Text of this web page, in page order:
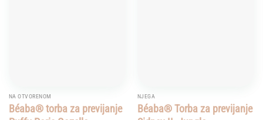
NA OTVORENOM
Béaba® torba za previjanje
NJEGA
Béaba® Torba za previjanje